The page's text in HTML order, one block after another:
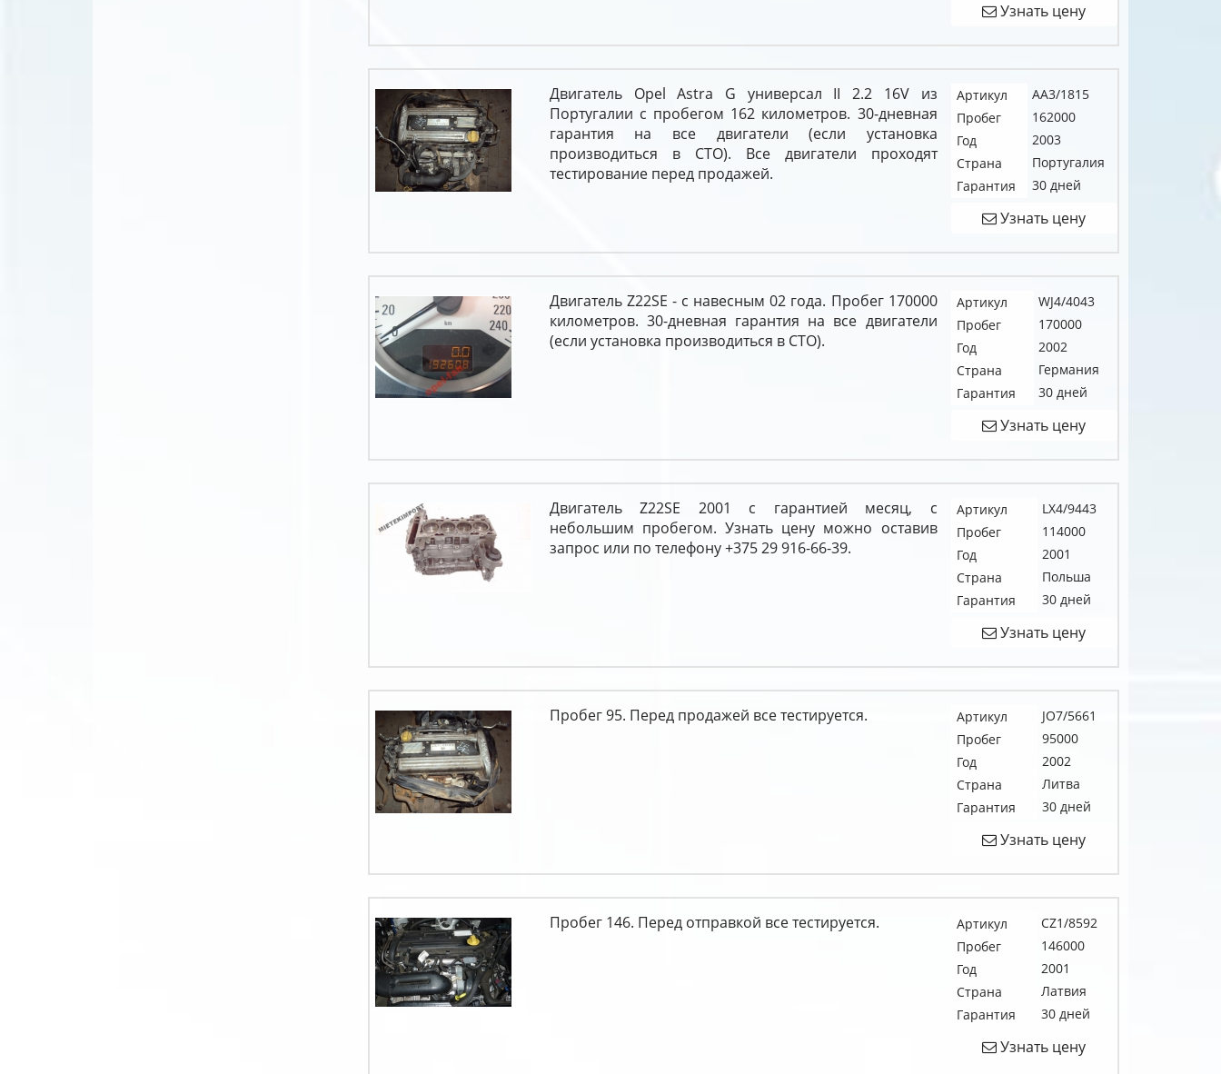
Узнать цену
Двигатель Opel Astra G универсал II 2.2 16V из
Португалии с пробегом 162 километров. 30-дневная
гарантия на все двигатели (если установка
производиться в СТО). Все двигатели проходят
тестирование перед продажей.
Артикул
AA3/1815
Пробег
162000
Год
2003
Страна
Португалия
Гарантия
30 дней
Узнать цену
Двигатель Z22SE - с навесным 02 года. Пробег 170000
километров. 30-дневная гарантия на все двигатели
(если установка производиться в СТО).
Артикул
WJ4/4043
Пробег
170000
Год
2002
Страна
Германия
Гарантия
30 дней
Узнать цену
Двигатель Z22SE 2001 с гарантией месяц, с
небольшим пробегом. Узнать цену можно оставив
запрос или по телефону +375 29 916-66-39.
Артикул
LX4/9443
Пробег
114000
Год
2001
Страна
Польша
Гарантия
30 дней
Узнать цену
Пробег 95. Перед продажей все тестируется. Артикул
JO7/5661
Пробег
95000
Год
2002
Страна
Литва
Гарантия
30 дней
Узнать цену
Пробег 146. Перед отправкой все тестируется. Артикул
CZ1/8592
Пробег
146000
Год
2001
Страна
Латвия
Гарантия
30 дней
Узнать цену